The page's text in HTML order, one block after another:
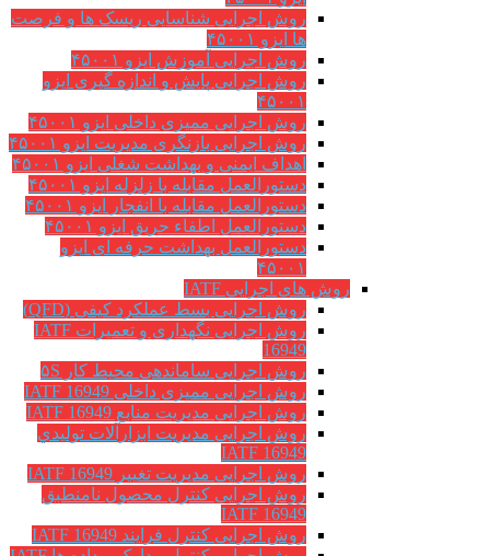
روش اجرایی شناسایی ریسک ها و فرصت
ها ایزو ۴۵۰۰۱
روش اجرایی آموزش ایزو ۴۵۰۰۱
روش اجرایی پایش و اندازه گیری ایزو
۴۵۰۰۱
روش اجرایی ممیزی داخلی ایزو ۴۵۰۰۱
روش اجرایی بازنگری مدیریت ایزو ۴۵۰۰۱
اهداف ایمنی و بهداشت شغلی ایزو ۴۵۰۰۱
دستورالعمل مقابله با زلزله ایزو ۴۵۰۰۱
دستورالعمل مقابله با انفجار ایزو ۴۵۰۰۱
دستورالعمل اطفاء حریق ایزو ۴۵۰۰۱
دستورالعمل بهداشت حرفه ای ایزو
۴۵۰۰۱
روش های اجرایی IATF
روش اجرایی بسط عملکرد کیفی (QFD)
روش اجرایی نگهداری و تعمیرات IATF
16949
روش اجرایی ساماندهی محیط کار ۵S
روش اجرایی ممیزی داخلی IATF 16949
روش اجرایی مدیریت منابع IATF 16949
روش اجرایی مديريت ابزارآلات توليدي
IATF 16949
روش اجرایی مدیریت تغییر IATF 16949
روش اجرایی کنترل محصول نامنطبق
IATF 16949
روش اجرایی کنترل فرایند IATF 16949